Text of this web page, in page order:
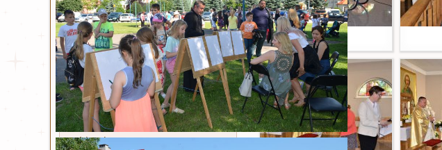
Życiorys
Modlitwa i Litania
Wiersze
Bł. ks. Michał Sopoćko
Życiorys
Litania